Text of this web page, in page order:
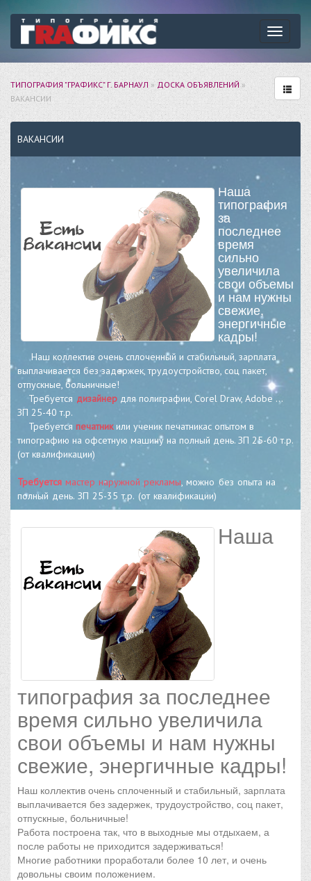
ТИПОГРАФИЯ "ГРАФИКС" Г. БАРНАУЛ»ДОСКА ОБЪЯВЛЕНИЙ»
ВАКАНСИИ
ВАКАНСИИ
Наша
типография
за
последнее
время
сильно
увеличила
свои объемы
и нам нужны
свежие,
энергичные
кадры!
Наш коллектив очень сплоченный и стабильный, зарплата
выплачивается без задержек, трудоустройство, соц пакет,
отпускные, больничные!
Требуется дизайнер для полиграфии, Corel Draw, Adobe ...
ЗП 25-40 т.р.
Требуется печатникили ученик печатникас опытом в
типографию на офсетную машину на полный день. ЗП 25-60 т.р.
(от квалификации)
Требуется мастер наружной рекламы, можно без опыта на
полный день. ЗП 25-35 т.р. (от квалификации)
Наша
типография за последнее
время сильно увеличила
свои объемы и нам нужны
свежие, энергичные кадры!
Наш коллектив очень сплоченный и стабильный, зарплата
выплачивается без задержек, трудоустройство, соц пакет,
отпускные, больничные!
Работа построена так, что в выходные мы отдыхаем, а
после работы не приходится задерживаться!
Многие работники проработали более 10 лет, и очень
довольны своим положением.